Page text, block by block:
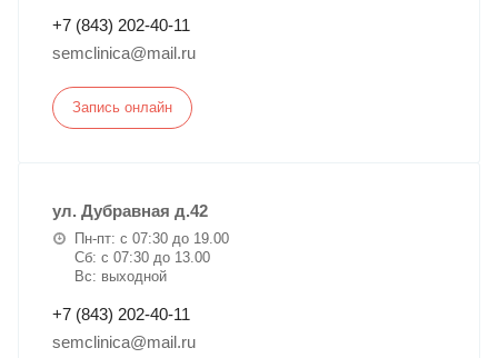
+7 (843) 202-40-11
semclinica@mail.ru
Запись онлайн
ул. Дубравная д.42
Пн-пт: с 07:30 до 19.00
Сб: с 07:30 до 13.00
Вс: выходной
+7 (843) 202-40-11
semclinica@mail.ru